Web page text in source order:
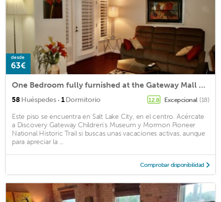
desde
63€
One Bedroom fully furnished at the Gateway Mall Downtown Salt Lake City,Utah
58 Huéspedes · 1Dormitorio 12.8 Excepcional (18)
Este piso se encuentra en Salt Lake City, en el centro. Acércate
a Discovery Gateway Children's Museum y Mormon Pioneer
National Historic Trail si buscas unas vacaciones activas, aunque
para apreciar la ...
Comprobar disponibilidad